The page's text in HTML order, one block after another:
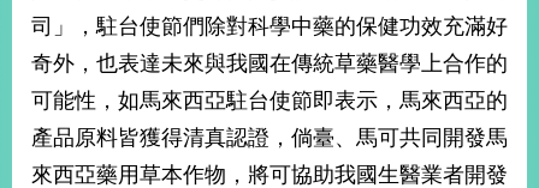
司」，駐台使節們除對科學中藥的保健功效充滿好
奇外，也表達未來與我國在傳統草藥醫學上合作的
可能性，如馬來西亞駐台使節即表示，馬來西亞的
產品原料皆獲得清真認證，倘臺、馬可共同開發馬
來西亞藥用草本作物，將可協助我國生醫業者開發